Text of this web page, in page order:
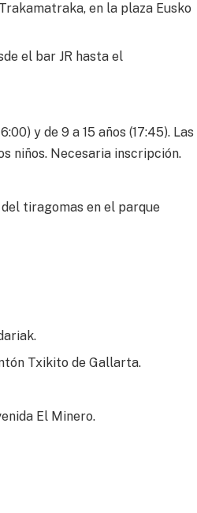
en la plaza Eusko
el bar JR hasta el
y de 9 a 15 años (17:45). Las
niños. Necesaria inscripción.
tiragomas en el parque
Txikito de Gallarta.
El Minero.